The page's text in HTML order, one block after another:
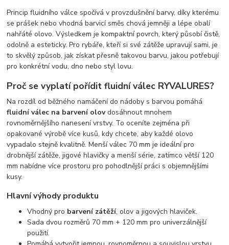
Princip fluidního válce spočívá v provzdušnění barvy, díky kterému
se prášek nebo vhodná barvicí směs chová jemněji a lépe obalí
nahřáté olovo. Výsledkem je kompaktní povrch, který působí čistě,
odolně a esteticky. Pro rybáře, kteří si své zátěže upravují sami, je
to skvělý způsob, jak získat přesně takovou barvu, jakou potřebují
pro konkrétní vodu, dno nebo styl lovu.
Proč se vyplatí pořídit fluidní válec RYVALURES?
Na rozdíl od běžného namáčení do nádoby s barvou pomáhá
fluidní válec na barvení olovdosáhnout mnohem
rovnoměrnějšího nanesení vrstvy. To oceníte zejména při
opakované výrobě více kusů, kdy chcete, aby každé olovo
vypadalo stejně kvalitně. Menší válec 70 mm je ideální pro
drobnější zátěže, jigové hlavičky a menší série, zatímco větší 120
mm nabídne více prostoru pro pohodlnější práci s objemnějšími
kusy.
Hlavní výhody produktu
Vhodný pro barvení zátěží, olov a jigových hlaviček.
Sada dvou rozměrů 70 mm + 120 mm pro univerzálnější
použití.